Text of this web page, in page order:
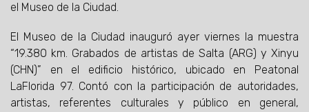
el Museo de la Ciudad.
El Museo de la Ciudad inauguró ayer viernes la muestra
“19.380 km. Grabados de artistas de Salta (ARG) y Xinyu
(CHN)” en el edificio histórico, ubicado en Peatonal
LaFlorida 97. Contó con la participación de autoridades,
artistas, referentes culturales y público en general,